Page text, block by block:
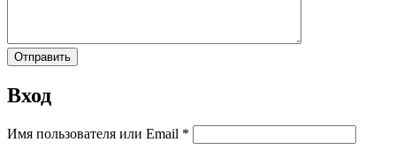
Вход
Имя пользователя или Email *